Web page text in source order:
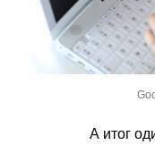
А итог